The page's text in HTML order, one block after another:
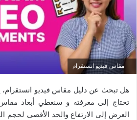
مقاس فيديو انستقرام
هل تبحث عن دليل مقاس فيديو انستقرام،
تحتاج إلى معرفته و سنغطي أبعاد
العرض إلى الارتفاع والحد الأقصى لحجم